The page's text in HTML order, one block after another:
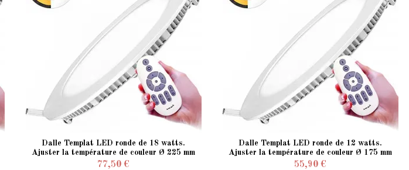
Dalle Templat LED ronde de 18 watts.
Ajuster la température de couleur Ø 225 mm
encastré
77,50 €
Dalle Templat LED ronde de 12 watts.
Ajuster la température de couleur Ø 175 mm
encastré
55,90 €